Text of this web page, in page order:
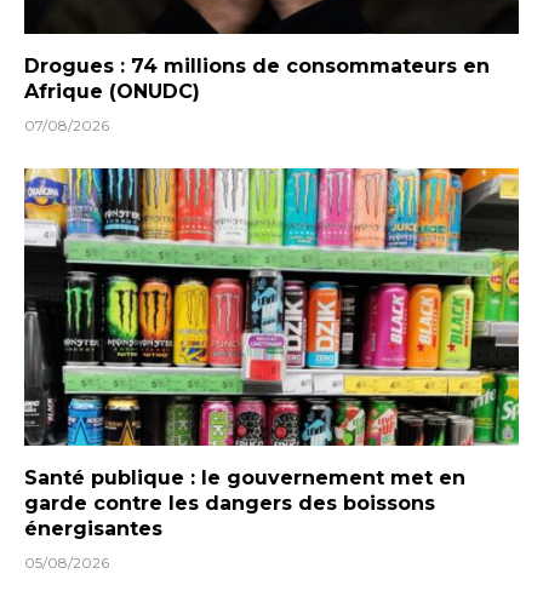
Drogues : 74 millions de consommateurs en
Afrique (ONUDC)
07/08/2026
Santé publique : le gouvernement met en
garde contre les dangers des boissons
énergisantes
05/08/2026